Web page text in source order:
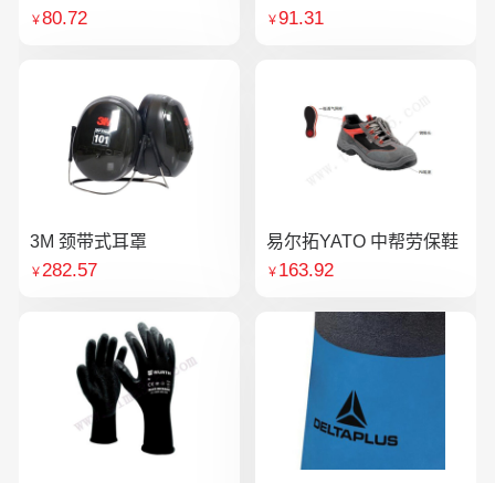
￥80.72 ￥91.31
3M 颈带式耳罩
￥282.57
易尔拓YATO 中帮劳保鞋
￥ 163.92